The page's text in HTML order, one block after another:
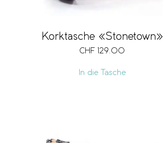
Korktasche «Stonetown»
CHF 129.00
In die Tasche